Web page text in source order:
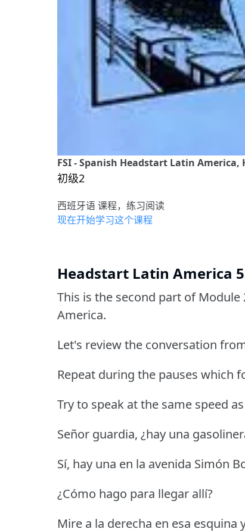
FSI - Spanish Headstart Latin
初级2
西班牙语 课程，练习阅读
现在开始学习这个课程
Headstart Latin America
This is the second part of
America.
Let's review the conversation
Repeat during the pauses which
Try to speak at the same speed
Señor guardia, ¿hay una
Sí, hay una en la avenida Simón
¿Cómo hago para llegar allí?
Mire a la derecha en esa esquina